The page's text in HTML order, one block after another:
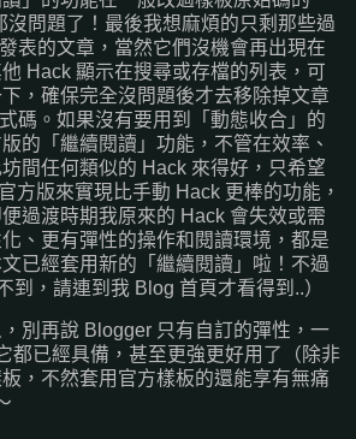
沒問題了！最後我想麻煩的只剩那些過
表的文章，當然它們沒機會再出現在
Hack 顯示在搜尋或存檔的列表，可
，確保完全沒問題後才去移除掉文章
碼。如果沒有要用到「動態收合」的
的「繼續閱讀」功能，不管在效率、
間任何類似的 Hack 來得好，只希望
方版來實現比手動 Hack 更棒的功能，
過渡時期我原來的 Hack 會失效或需
、更有彈性的操作和閱讀環境，都是
已經套用新的「繼續閱讀」啦！不過
到，請連到我 Blog 首頁才看得到..）
別再說 Blogger 只有自訂的彈性，一
都已經具備，甚至更強更好用了（除非
，不然套用官方樣板的還能享有無痛